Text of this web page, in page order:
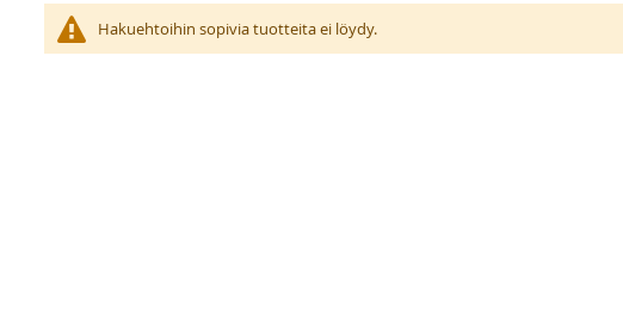
Hakuehtoihin sopivia tuotteita ei löydy.